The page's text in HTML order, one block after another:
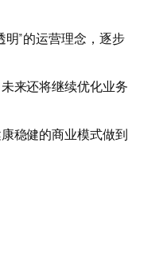
明”的运营理念，逐步
来还将继续优化业务
稳健的商业模式做到